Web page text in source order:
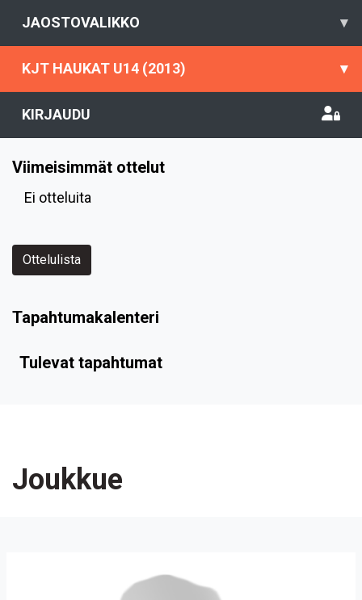
JAOSTOVALIKKO ▾
KJT HAUKAT U14 (2013) ▾
KIRJAUDU
Viimeisimmät ottelut
Ei otteluita
Ottelulista
Tapahtumakalenteri
Tulevat tapahtumat
Joukkue